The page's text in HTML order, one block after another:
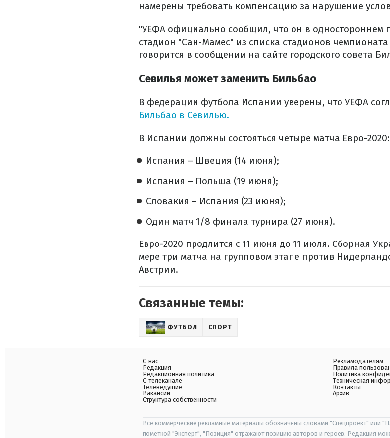
намерены требовать компенсацию за нарушение
"УЕФА официально сообщил, что он в одностороннем
стадион "Сан-Мамес" из списка стадионов
говорится в сообщении на сайте городского совета
Севилья может заменить Бильбао
В федерации футбола Испании уверены, что УЕФА
Бильбао в Севилью.
В Испании должны состояться четыре матча Евро-2020:
Испания – Швеция (14 июня);
Испания – Польша (19 июня);
Словакия – Испания (23 июня);
Один матч 1/8 финала турнира (27 июня).
Евро-2020 продлится с 11 июня до 11 июля. Сборная
мере три матча на групповом этапе против
Австрии.
Связанные темы:
ФУТБОЛ СПОРТ
О нас
Редакция
Редакционная политика
О телеканале
Телеведущие
Вакансии
Структура собственности
Рекламодателям
Правила
Политика
Техническая
Контакты
Архив
Все коммерческие рекламные материалы обозначены словами "Спецпроект" или
пометкой "Эксперт", "Позиция" отражают позицию авторов и героев. Редакция